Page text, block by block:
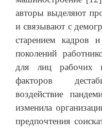
авторы выделяют
и связывают с
старением кадров
поколений
для лиц рабочих
факторов
воздействие
изменила
предпочтения